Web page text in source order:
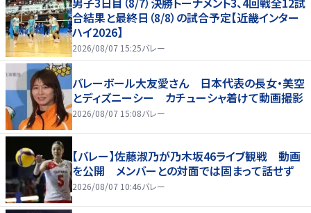
合結果と最終日（8/8）の試合予定【近畿インター
ハイ2026】
2026/08/07 15:25バレー
バレーボール大友愛さん 日本代表の長女・美空
とディズニーシー カチューシャ着けて動画撮影
2026/08/07 15:08バレー
【バレー】佐藤淑乃が乃木坂46ライブ観戦 動画
を公開 メンバーとの対面では固まって話せず
2026/08/07 10:46バレー